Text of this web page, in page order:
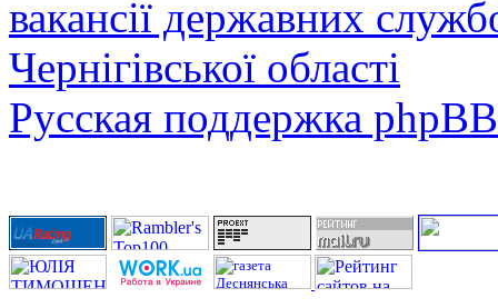
вакансії державних
Чернігівської області
Русская поддержка phpBB